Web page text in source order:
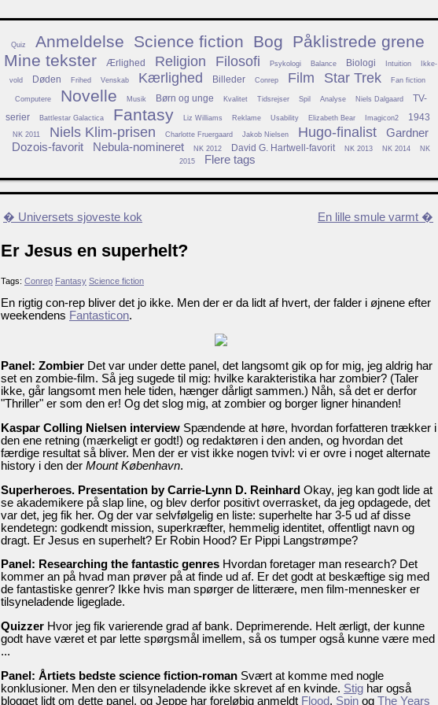
Quiz Anmeldelse Science fiction Bog
Påklistrede grene
Mine tekster
Ærlighed Religion Filosofi Psykologi Balance Biologi Intuition Ikke-
vold Døden Frihed Venskab Kærlighed Billeder Conrep Film Star Trek Fan fiction
Computere Novelle Musik Børn og unge Kvalitet Tidsrejser Spil Analyse Niels Dalgaard
TV-
serier
Battlestar Galactica Fantasy Liz Williams Reklame Usability Elizabeth Bear Imagicon2 1943
NK 2011 Niels Klim-prisen Charlotte Fruergaard Jakob Nielsen Hugo-finalist
Gardner
Dozois-favorit
Nebula-nomineret NK 2012 David G. Hartwell-favorit NK 2013 NK 2014
NK
2015
Flere tags
� Universets sjoveste kok En lille smule varmt �
Er Jesus en superhelt?
Tags: Conrep Fantasy Science fiction
En rigtig con-rep bliver det jo ikke. Men der er da lidt af hvert, der falder i øjnene efter
weekendens Fantasticon.
Panel: Zombier Det var under dette panel, det langsomt gik op for mig, jeg aldrig har
set en zombie-film. Så jeg sugede til mig: hvilke karakteristika har zombier? (Taler
ikke, går langsomt men hele tiden, hænger dårligt sammen.) Nåh, så det er derfor
"Thriller" er som den er! Og det slog mig, at zombier og borger ligner hinanden!
Kaspar Colling Nielsen interview Spændende at høre, hvordan forfatteren trækker i
den ene retning (mærkeligt er godt!) og redaktøren i den anden, og hvordan det
færdige resultat så bliver. Men der er vist ikke nogen tvivl: vi er ovre i noget alternate
history i den der Mount København.
Superheroes. Presentation by Carrie-Lynn D. Reinhard Okay, jeg kan godt lide at
se akademikere på slap line, og blev derfor positivt overrasket, da jeg opdagede, det
var det, jeg fik her. Og der var selvfølgelig en liste: superhelte har 3-5 ud af disse
kendetegn: godkendt mission, superkræfter, hemmelig identitet, offentligt navn og
dragt. Er Jesus en superhelt? Er Robin Hood? Er Pippi Langstrømpe?
Panel: Researching the fantastic genres Hvordan foretager man research? Det
kommer an på hvad man prøver på at finde ud af. Er det godt at beskæftige sig med
de fantastiske genrer? Ikke hvis man spørger de litterære, men film-mennesker er
tilsyneladende ligeglade.
Quizzer Hvor jeg fik varierende grad af bank. Deprimerende. Helt ærligt, der kunne
godt have været et par lette spørgsmål imellem, så os tumper også kunne være med
...
Panel: Årtiets bedste science fiction-roman Svært at komme med nogle
konklusioner. Men den er tilsyneladende ikke skrevet af en kvinde. Stig har også
blogget lidt om dette panel, og Jeppe har foreløbig anmeldt Flood, Spin og The Years